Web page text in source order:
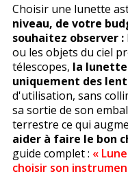
Choisir une lunette
niveau, de votre
souhaitez observer :
ou les objets du ciel
télescopes, la
uniquement des
d'utilisation, sans
sa sortie de son
terrestre ce qui
aider à faire le bon
guide complet : «
choisir son